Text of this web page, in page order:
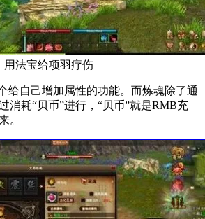
用法宝给项羽疗伤
给自己增加属性的功能。而炼魂除了通
消耗“贝币”进行，“贝币”就是RMB充
。